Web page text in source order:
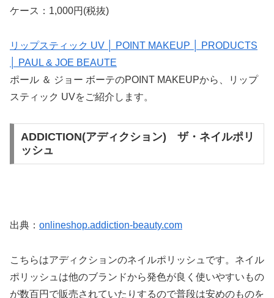
ケース：1,000円(税抜)
リップスティック UV │ POINT MAKEUP │ PRODUCTS
│ PAUL & JOE BEAUTE
ポール ＆ ジョー ボーテのPOINT MAKEUPから、リップ
スティック UVをご紹介します。
ADDICTION(アディクション) ザ・ネイルポリ
ッシュ
出典： onlineshop.addiction-beauty.com
こちらはアディクションのネイルポリッシュです。ネイル
ポリッシュは他のブランドから発色が良く使いやすいもの
が数百円で販売されていたりするので普段は安めのものを